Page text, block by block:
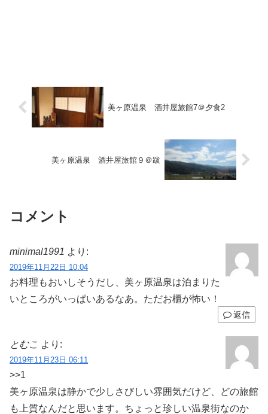
美ヶ原温泉 酒井屋旅館7＠夕食2
美ヶ原温泉 酒井屋旅館９＠跋
コメント
minimal1991 より:
2019年11月22日 10:04
お料理もおいしそうだし、美ヶ原温泉は泊まりた
いところがいっぱいあるなあ。ただお櫃が怖い！
返信
とむこ より:
2019年11月23日 06:11
>>1
美ヶ原温泉は静かで少しさびしい雰囲気だけど、どの旅館
も上質なんだと思います。ちょっと珍しい温泉街なのか